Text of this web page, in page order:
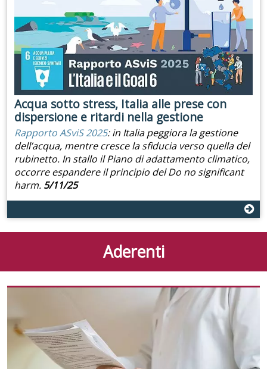
Acqua sotto stress, Italia alle prese con
dispersione e ritardi nella gestione
Rapporto ASviS 2025: in Italia peggiora la gestione
dell’acqua, mentre cresce la sfiducia verso quella del
rubinetto. In stallo il Piano di adattamento climatico,
occorre espandere il principio del Do no significant
harm. 5/11/25
Aderenti